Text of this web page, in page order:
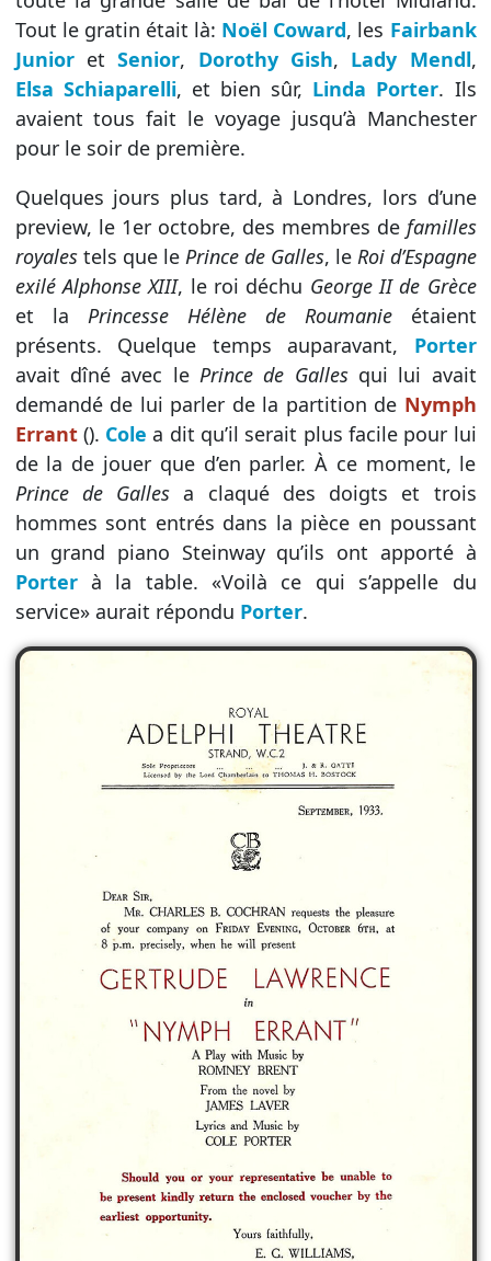
Tout le gratin était là: Noël Coward, les Fairbank
JunioretSenior, Dorothy Gish, Lady Mendl,
Elsa Schiaparelli, et bien sûr, Linda Porter. Ils
avaient tous fait le voyage jusqu’à Manchester
pour le soir de première.
Quelques jours plus tard, à Londres, lors d’une
preview, le 1er octobre, des membres de familles
royalestels que le Prince de Galles, le Roi d’Espagne
exilé Alphonse XIII, le roi déchu George II de Grèce
et la Princesse Hélène de Roumanieétaient
présents. Quelque temps auparavant, Porter
avait dîné avec le Prince de Gallesqui lui avait
demandé de lui parler de la partition de Nymph
Errant(). Cole a dit qu’il serait plus facile pour lui
de la de jouer que d’en parler. À ce moment, le
Prince de Galles a claqué des doigts et trois
hommes sont entrés dans la pièce en poussant
un grand piano Steinway qu’ils ont apporté à
Porterà la table. «Voilà ce qui s’appelle du
service» aurait répondu Porter.